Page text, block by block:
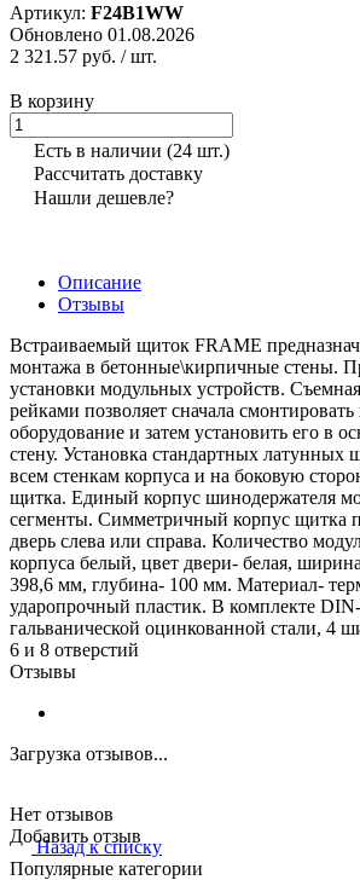
Артикул: F24B1WW
Обновлено 01.08.2026
2 321.57 руб. / шт.
В корзину
Есть в наличии (24 шт.)
Рассчитать доставку
Нашли дешевле?
Описание
Отзывы
Встраиваемый щиток FRAME
монтажа в бетонные\кирпичные стены.
установки модульных устройств.
рейками позволяет сначала
оборудование и затем установить его в
стену. Установка стандартных
всем стенкам корпуса и на боковую
щитка. Единый корпус шинодержателя
сегменты. Симметричный корпус щитка
дверь слева или справа. Количество
корпуса белый, цвет двери- белая,
398,6 мм, глубина- 100 мм. Материал-
ударопрочный пластик. В комплекте
гальванической оцинкованной стали, 4
6 и 8 отверстий
Отзывы
Загрузка отзывов...
Нет отзывов
Добавить отзыв
Назад к списку
Популярные категории